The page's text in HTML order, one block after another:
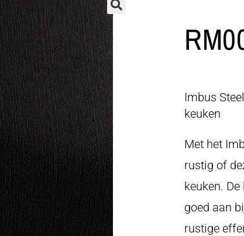
🔍
Imbus
keuken
Met het
rustig of
keuken.
goed aan
rustige